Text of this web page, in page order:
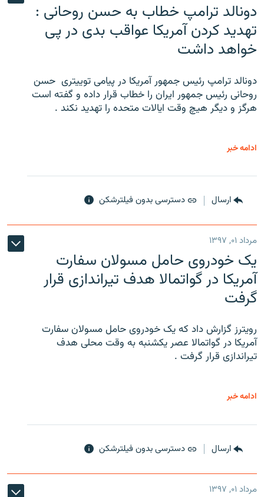
دونالد ترامپ خطاب به حسن روحانی :
تهدید کردن آمریکا عواقب بدی در پی
خواهد داشت
دونالد ترامپ رئیس جمهور آمریکا در پیامی توییتری ‌ حسن
روحانی رئیس جمهور ایران را خطاب قرار داده و گفته است
هرگز و دیگر هیچ وقت ایالات متحده را تهدید نکند .
ادامه خبر
ارسال دسترسی بدون فیلترشکن
مرداد ۰۱, ۱۳۹۷
یک خودروی حامل مسولان سفارت
آمریکا در گواتمالا هدف تیراندازی قرار
گرفت
رویترز گزارش داد که یک خودروی حامل مسولان سفارت
آمریکا در گواتمالا عصر یکشنبه به وقت محلی هدف
تیراندازی قرار گرفت .
ادامه خبر
ارسال دسترسی بدون فیلترشکن
مرداد ۰۱, ۱۳۹۷